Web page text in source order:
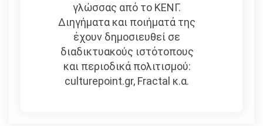
γλώσσας από το ΚΕΝΓ.
Διηγήματα και ποιήματά της
έχουν δημοσιευθεί σε
διαδικτυακούς ιστότοπους
και περιοδικά πολιτισμού:
culturepoint.gr, Fractal κ.α.